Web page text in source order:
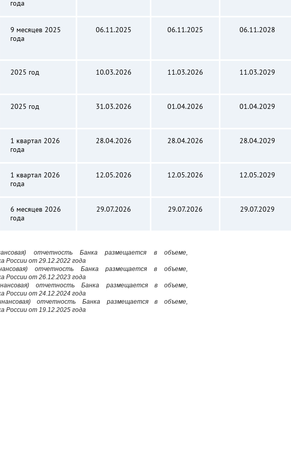
года
9 месяцев 2025
года
06.11.2025 06.11.2025 06.11.2028
2025 год 10.03.2026 11.03.2026 11.03.2029
2025 год 31.03.2026 01.04.2026 01.04.2029
1 квартал 2026
года
28.04.2026 28.04.2026 28.04.2029
1 квартал 2026
года
12.05.2026 12.05.2026 12.05.2029
6 месяцев 2026
года
29.07.2026 29.07.2026 29.07.2029
отчетность Банка размещается в объеме,
России от 29.12.2022 года
отчетность Банка размещается в объеме,
России от 26.12.2023 года
отчетность Банка размещается в объеме,
России от 24.12.2024 года
отчетность Банка размещается в объеме,
России от 19.12.2025 года